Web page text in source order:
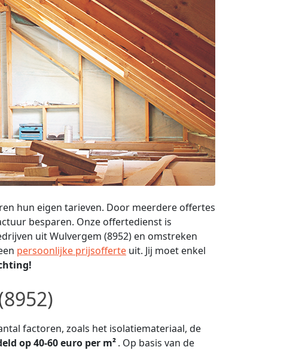
hun eigen tarieven. Door meerdere offertes
besparen. Onze offertedienst is
uit Wulvergem (8952) en omstreken
persoonlijke prijsofferte uit. Jij moet enkel
factoren, zoals het isolatiemateriaal, de
op 40-60 euro per m². Op basis van de